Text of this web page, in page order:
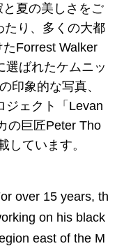
夏の美しさをご
たり、多くの大都
Forrest Walker
選ばれたケムニッ
印象的な写真、
ジェクト「Levan
の巨匠Peter Tho
しています。
over 15 years, th
on his black
east of the M